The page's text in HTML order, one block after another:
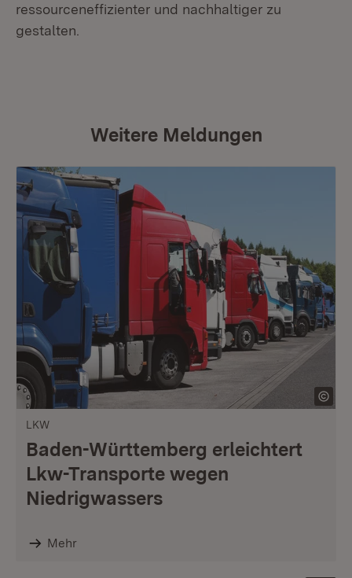
ressourceneffizienter und nachhaltiger zu
gestalten.
Weitere Meldungen
LKW
Baden-Württemberg erleichtert
Lkw-Transporte wegen
Niedrigwassers
Mehr